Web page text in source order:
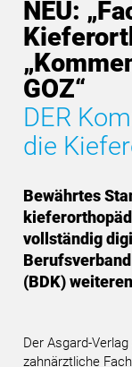
NEU:
GOZ“
DER
die
Bewährtes
vollständig
(BDK)
Der Asgard-
zahnärztliche